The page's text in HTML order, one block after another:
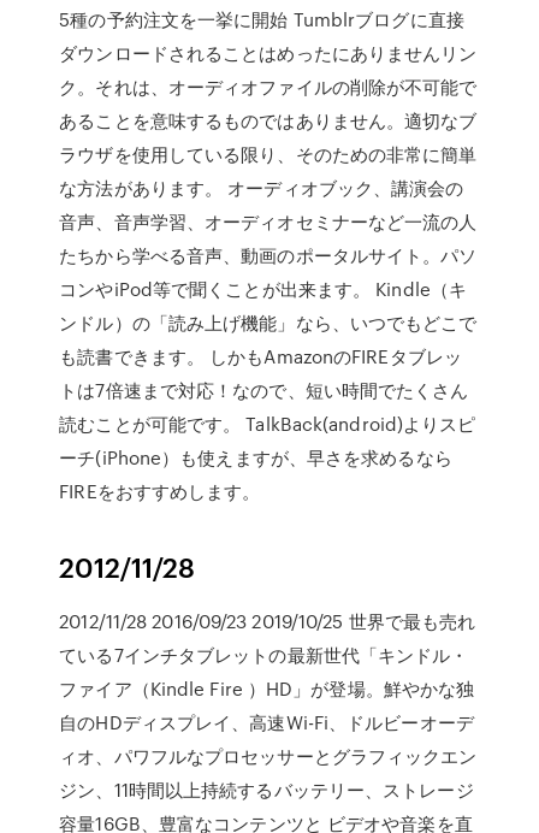
5種の予約注文を一挙に開始 Tumblrブログに直接
ダウンロードされることはめったにありませんリン
ク。それは、オーディオファイルの削除が不可能で
あることを意味するものではありません。適切なブ
ラウザを使用している限り、そのための非常に簡単
な方法があります。 オーディオブック、講演会の
音声、音声学習、オーディオセミナーなど一流の人
たちから学べる音声、動画のポータルサイト。パソ
コンやiPod等で聞くことが出来ます。 Kindle（キ
ンドル）の「読み上げ機能」なら、いつでもどこで
も読書できます。 しかもAmazonのFIREタブレッ
トは7倍速まで対応！なので、短い時間でたくさん
読むことが可能です。 TalkBack(android)よりスピ
ーチ(iPhone）も使えますが、早さを求めるなら
FIREをおすすめします。
2012/11/28
2012/11/28 2016/09/23 2019/10/25 世界で最も売れ
ている7インチタブレットの最新世代「キンドル・
ファイア（Kindle Fire ）HD」が登場。鮮やかな独
自のHDディスプレイ、高速Wi-Fi、ドルビーオーデ
ィオ、パワフルなプロセッサーとグラフィックエン
ジン、11時間以上持続するバッテリー、ストレージ
容量16GB、豊富なコンテンツと ビデオや音楽を直